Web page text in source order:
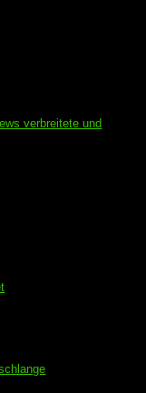
verbreitete und